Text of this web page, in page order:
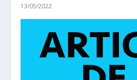
13/05/2022